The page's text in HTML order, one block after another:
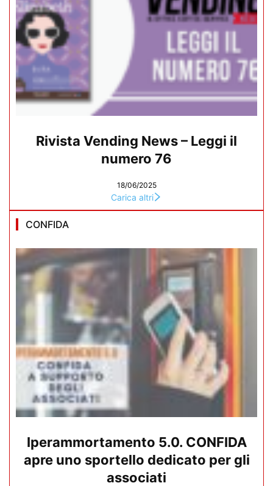
Rivista Vending News – Leggi il
numero 76
18/06/2025
Carica altri
CONFIDA
Iperammortamento 5.0. CONFIDA
apre uno sportello dedicato per gli
associati